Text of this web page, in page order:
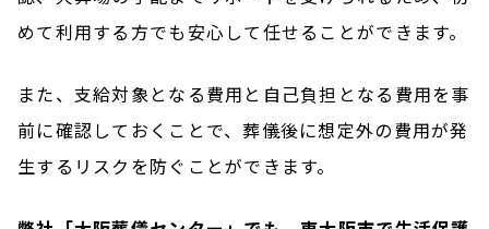
めて利用する方でも安心して任せることができます。
また、支給対象となる費用と自己負担となる費用を事
前に確認しておくことで、葬儀後に想定外の費用が発
生するリスクを防ぐことができます。